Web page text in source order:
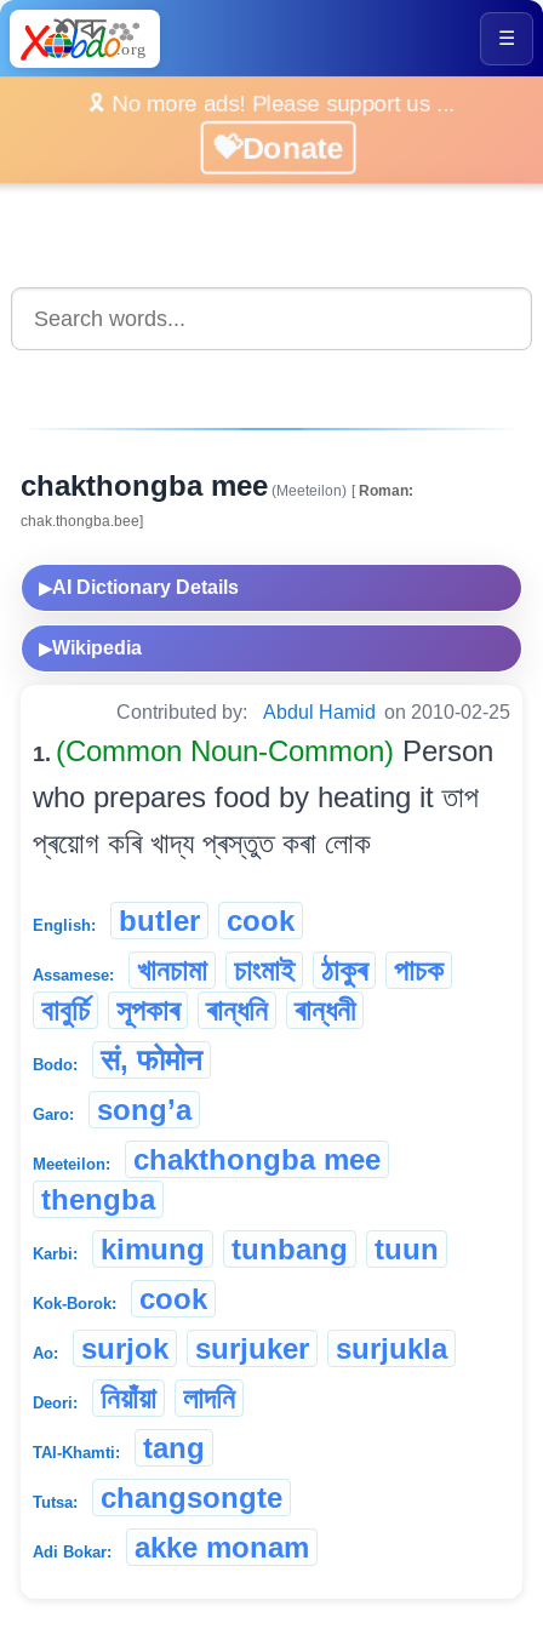
☰
🎗️ No more ads! Please support us ...
💝Donate
chakthongba mee (Meeteilon) [Roman:
chak.thongba.bee]
▶AI Dictionary Details
▶Wikipedia
Contributed by: Abdul Hamid on 2010-02-25
1. (Common Noun-Common) Person
who prepares food by heating it তাপ
প্ৰয়োগ কৰি খাদ্য প্ৰস্তুত কৰা লোক
English: butler cook
Assamese: খানচামা চাংমাই ঠাকুৰ
পাচক
বাবুৰ্চি
সূপকাৰ ৰান্ধনি ৰান্ধনী
Bodo: सं, फोमोन
Garo: song’a
Meeteilon:
chakthongba mee
thengba
Karbi: kimung tunbang tuun
Kok-Borok: cook
Ao: surjok surjuker surjukla
Deori: নিয়াঁয়া লাদনি
TAI-Khamti: tang
Tutsa: changsongte
Adi Bokar: akke monam